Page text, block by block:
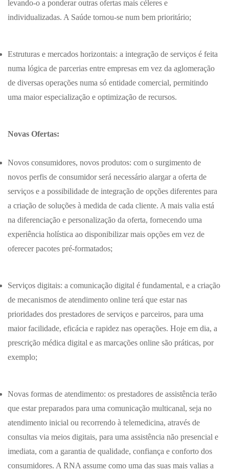
levando-o a ponderar outras ofertas mais céleres e
individualizadas. A Saúde tornou-se num bem prioritário;
Estruturas e mercados horizontais: a integração de serviços é feita
numa lógica de parcerias entre empresas em vez da aglomeração
de diversas operações numa só entidade comercial, permitindo
uma maior especialização e optimização de recursos.
Novas Ofertas:
Novos consumidores, novos produtos: com o surgimento de
novos perfis de consumidor será necessário alargar a oferta de
serviços e a possibilidade de integração de opções diferentes para
a criação de soluções à medida de cada cliente. A mais valia está
na diferenciação e personalização da oferta, fornecendo uma
experiência holística ao disponibilizar mais opções em vez de
oferecer pacotes pré-formatados;
Serviços digitais: a comunicação digital é fundamental, e a criação
de mecanismos de atendimento online terá que estar nas
prioridades dos prestadores de serviços e parceiros, para uma
maior facilidade, eficácia e rapidez nas operações. Hoje em dia, a
prescrição médica digital e as marcações online são práticas, por
exemplo;
Novas formas de atendimento: os prestadores de assistência terão
que estar preparados para uma comunicação multicanal, seja no
atendimento inicial ou recorrendo à telemedicina, através de
consultas via meios digitais, para uma assistência não presencial e
imediata, com a garantia de qualidade, confiança e conforto dos
consumidores. A RNA assume como uma das suas mais valias a